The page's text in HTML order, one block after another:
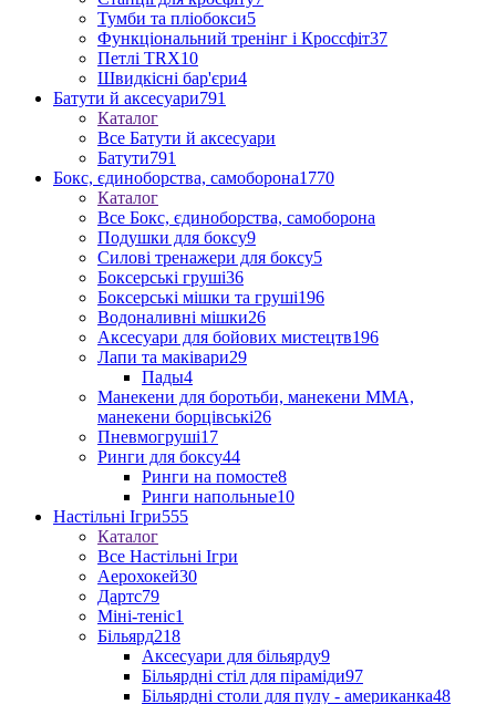
Тумби та пліобокси5
Функціональний тренінг і Кроссфіт37
Петлі TRX10
Швидкісні бар'єри4
Батути й аксесуари791
Каталог
Все Батути й аксесуари
Батути791
Бокс, єдиноборства, самоборона1770
Каталог
Все Бокс, єдиноборства, самоборона
Подушки для боксу9
Силові тренажери для боксу5
Боксерські груші36
Боксерські мішки та груші196
Водоналивні мішки26
Аксесуари для бойових мистецтв196
Лапи та маківари29
Пады4
Манекени для боротьби, манекени ММА,
манекени борцівські26
Пневмогруші17
Ринги для боксу44
Ринги на помосте8
Ринги напольные10
Настільні Ігри555
Каталог
Все Настільні Ігри
Аерохокей30
Дартс79
Міні-теніс1
Більярд218
Аксесуари для більярду9
Більярдні стіл для піраміди97
Більярдні столи для пулу - американка48